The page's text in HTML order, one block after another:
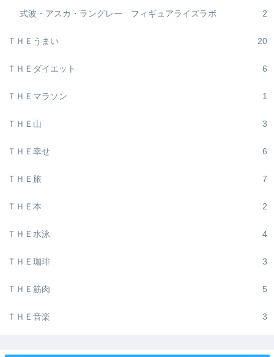
式波・アスカ・ラングレー フィギュアライズラボ 2
ＴＨＥうまい 20
ＴＨＥダイエット 6
ＴＨＥマラソン 1
ＴＨＥ山 3
ＴＨＥ幸せ 6
ＴＨＥ旅 7
ＴＨＥ本 2
ＴＨＥ水泳 4
ＴＨＥ珈琲 3
ＴＨＥ筋肉 5
ＴＨＥ音楽 3